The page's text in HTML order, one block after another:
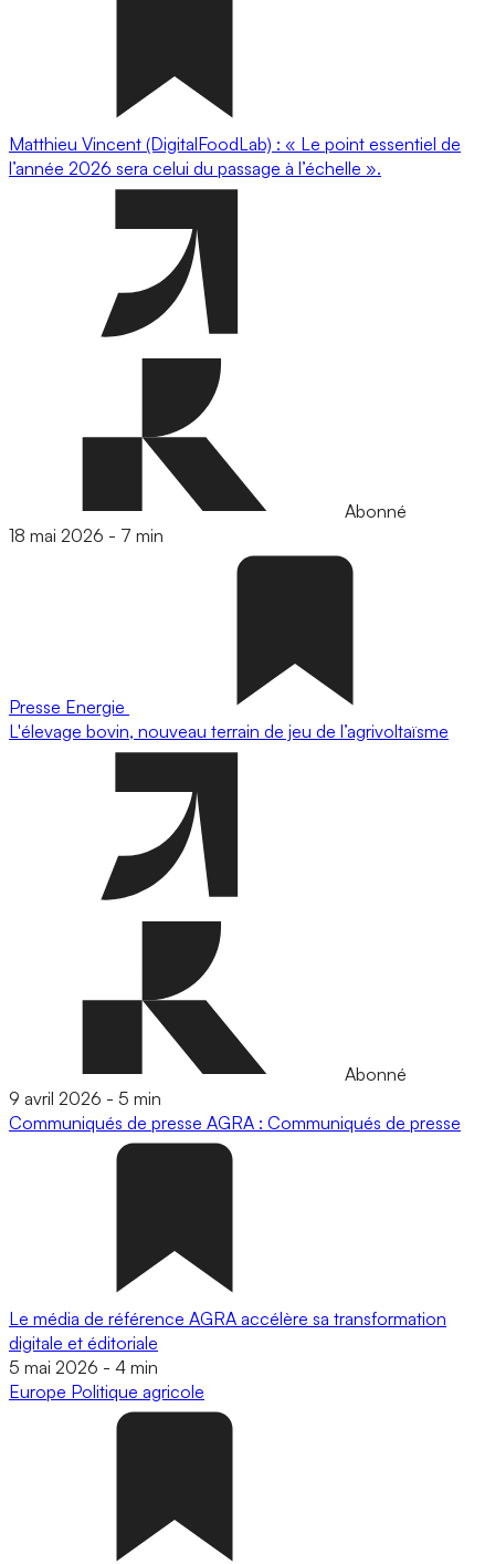
Matthieu Vincent (DigitalFoodLab) : « Le point essentiel de
l’année 2026 sera celui du passage à l’échelle ».
Abonné
18 mai 2026 - 7 min
Presse Energie
L'élevage bovin, nouveau terrain de jeu de l’agrivoltaïsme
Abonné
9 avril 2026 - 5 min
Communiqués de presse AGRA : Communiqués de presse
Le média de référence AGRA accélère sa transformation
digitale et éditoriale
5 mai 2026 - 4 min
Europe Politique agricole